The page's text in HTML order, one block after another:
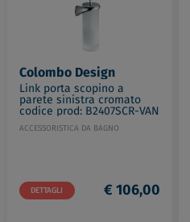
Colombo Design
Link porta scopino a
parete sinistra cromato
codice prod: B2407SCR-VAN
ACCESSORISTICA DA BAGNO
DETTAGLI € 106,00